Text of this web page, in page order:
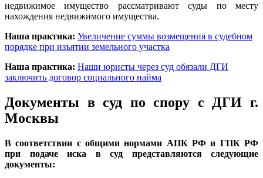
недвижимое имущество рассматривают суды по месту
нахождения недвижимого имущества.
Наша практика: Увеличение суммы возмещения в судебном
порядке при изъятии земельного участка
Наша практика: Наши юристы через суд обязали ДГИ
заключить договор социального найма
Документы в суд по спору с ДГИ г.
Москвы
В соответствии с общими нормами АПК РФ и ГПК РФ
при подаче иска в суд представляются следующие
документы: